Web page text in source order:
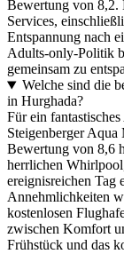
Bewertung von 8,2.
Services,
Entspannung nach
Adults-only-Politik
gemeinsam zu
Welche sind die
in Hurghada?
Für ein
Steigenberger
Bewertung von 8,6
herrlichen
ereignisreichen Tag
Annehmlichkeiten
kostenlosen
zwischen Komfort
Frühstück und das